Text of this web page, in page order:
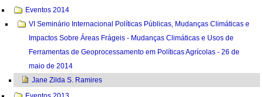
Eventos 2014
VI Seminário Internacional Políticas Públicas, Mudanças Climáticas e
Impactos Sobre Áreas Frágeis - Mudanças Climáticas e Usos de
Ferramentas de Geoprocessamento em Políticas Agrícolas - 26 de
maio de 2014
Jane Zilda S. Ramires